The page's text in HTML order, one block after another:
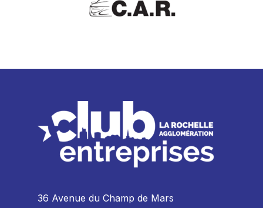
36 Avenue du Champ de Mars